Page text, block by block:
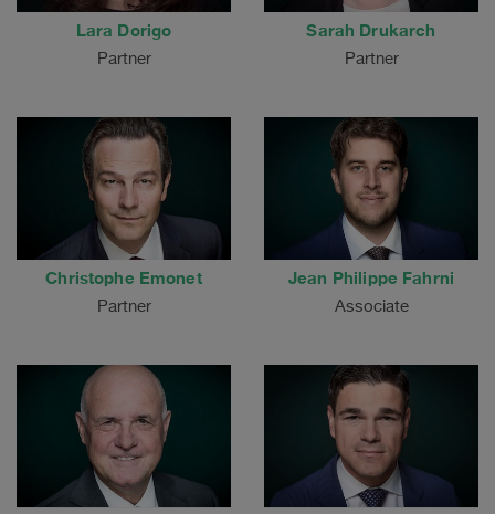
Lara Dorigo
Partner
Sarah Drukarch
Partner
Christophe Emonet
Partner
Jean Philippe Fahrni
Associate